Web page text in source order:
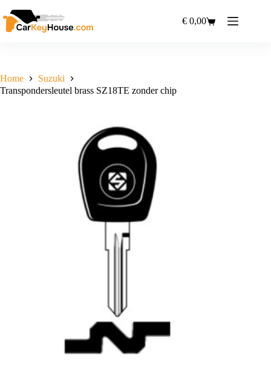
naar
de
Winkelwagen
€ 0,00
Home
Suzuki
Transpondersleutel brass SZ18TE zonder chip